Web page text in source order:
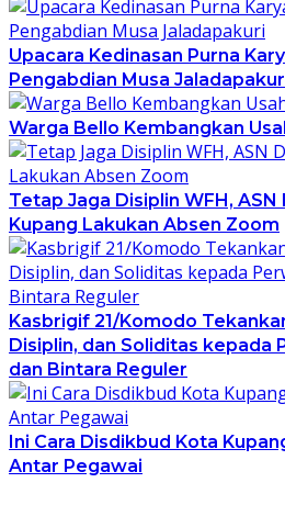
Upacara Kedinasan Purna
Pengabdian Musa
Warga Bello Kembangkan
Tetap Jaga Disiplin WFH,
Kupang Lakukan Absen Zoom
Kasbrigif 21/Komodo
Disiplin, dan Soliditas kepada
dan Bintara Reguler
Ini Cara Disdikbud Kota
Antar Pegawai